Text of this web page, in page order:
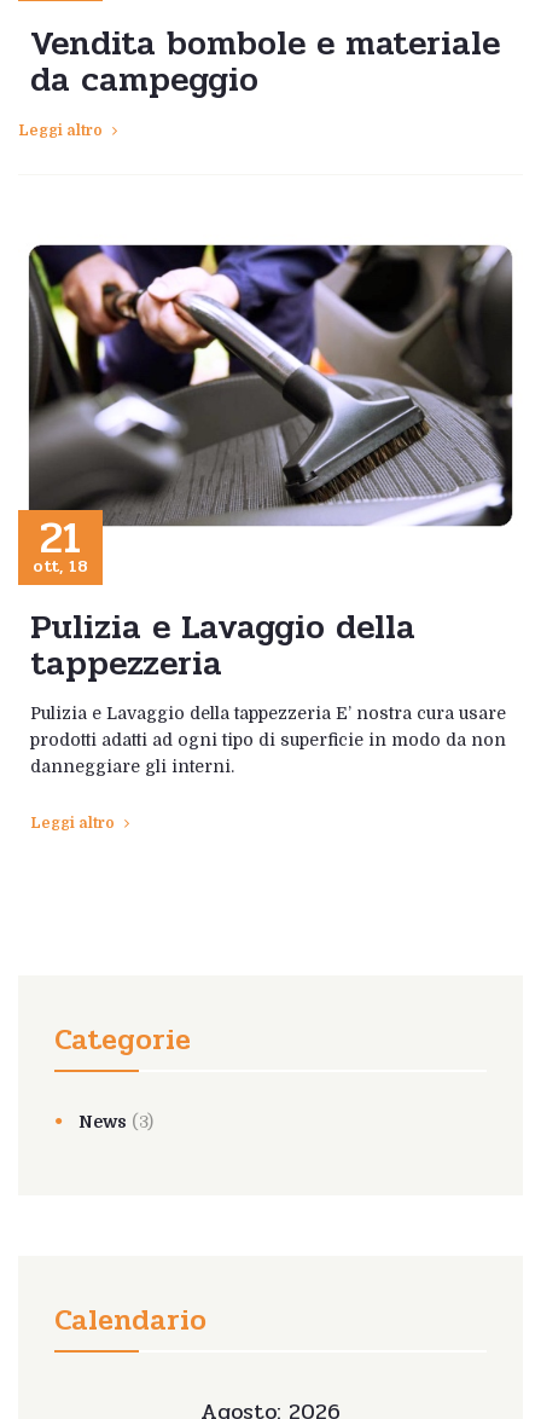
Vendita bombole e materiale
da campeggio
Leggi altro
21
ott, 18
Pulizia e Lavaggio della
tappezzeria
Pulizia e Lavaggio della tappezzeria E’ nostra cura usare
prodotti adatti ad ogni tipo di superficie in modo da non
danneggiare gli interni.
Leggi altro
Categorie
News (3)
Calendario
Agosto: 2026